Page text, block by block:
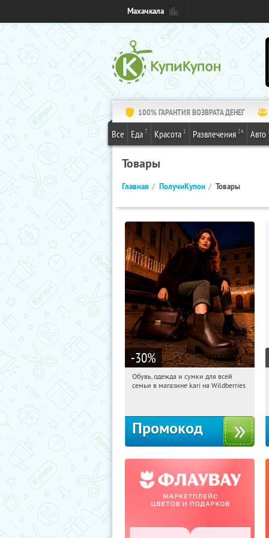
Махачкала
100% ГАРАНТИЯ ВОЗВРАТА ДЕНЕГ
Все Еда 7 Красота 1 Развлечения 24 Авто
Товары
Главная ПолучиКупон Товары
-30%
13:50:59 Получили:
Обувь, одежда и сумки для всей
семьи в магазине kari на Wildberries
Промокод